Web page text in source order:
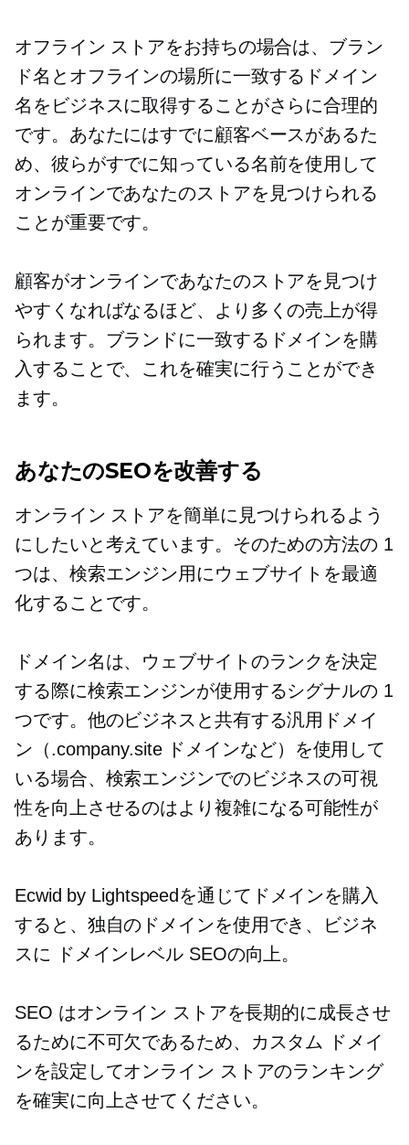
オフライン ストアをお持ちの場合は、ブラン
ド名とオフラインの場所に一致するドメイン
名をビジネスに取得することがさらに合理的
です。あなたにはすでに顧客ベースがあるた
め、彼らがすでに知っている名前を使用して
オンラインであなたのストアを見つけられる
ことが重要です。
顧客がオンラインであなたのストアを見つけ
やすくなればなるほど、より多くの売上が得
られます。ブランドに一致するドメインを購
入することで、これを確実に行うことができ
ます。
あなたのSEOを改善する
オンライン ストアを簡単に見つけられるよう
にしたいと考えています。そのための方法の 1
つは、検索エンジン用にウェブサイトを最適
化することです。
ドメイン名は、ウェブサイトのランクを決定
する際に検索エンジンが使用するシグナルの 1
つです。他のビジネスと共有する汎用ドメイ
ン（.company.site ドメインなど）を使用して
いる場合、検索エンジンでのビジネスの可視
性を向上させるのはより複雑になる可能性が
あります。
Ecwid by Lightspeedを通じてドメインを購入
すると、独自のドメインを使用でき、ビジネ
スに
ドメインレベル SEOの向上。
SEO はオンライン ストアを長期的に成長させ
るために不可欠であるため、カスタム ドメイ
ンを設定してオンライン ストアのランキング
を確実に向上させてください。